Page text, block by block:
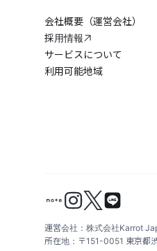
会社概要（運営会社）
採用情報
サービスについて
利用可能地域
運営会社：株式会社Karrot
所在地：〒151-0051 東京都